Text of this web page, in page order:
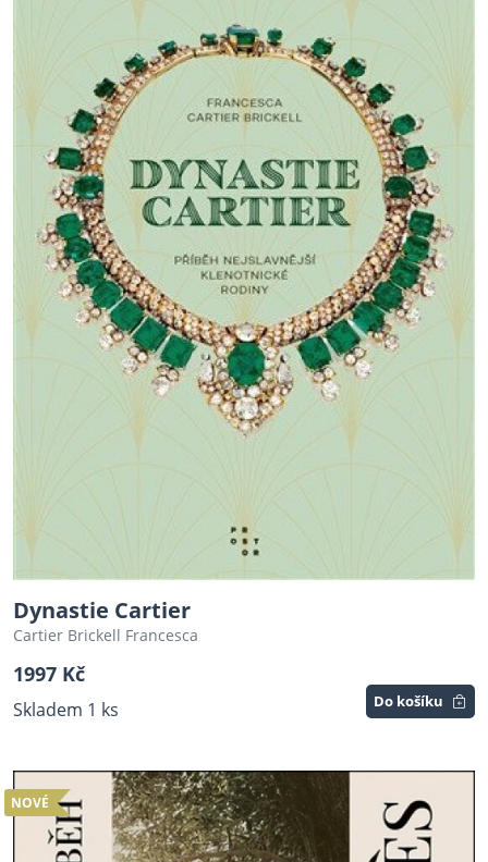
Dynastie Cartier
Cartier Brickell Francesca
1997 Kč
Skladem 1 ks Do košíku
NOVÉ